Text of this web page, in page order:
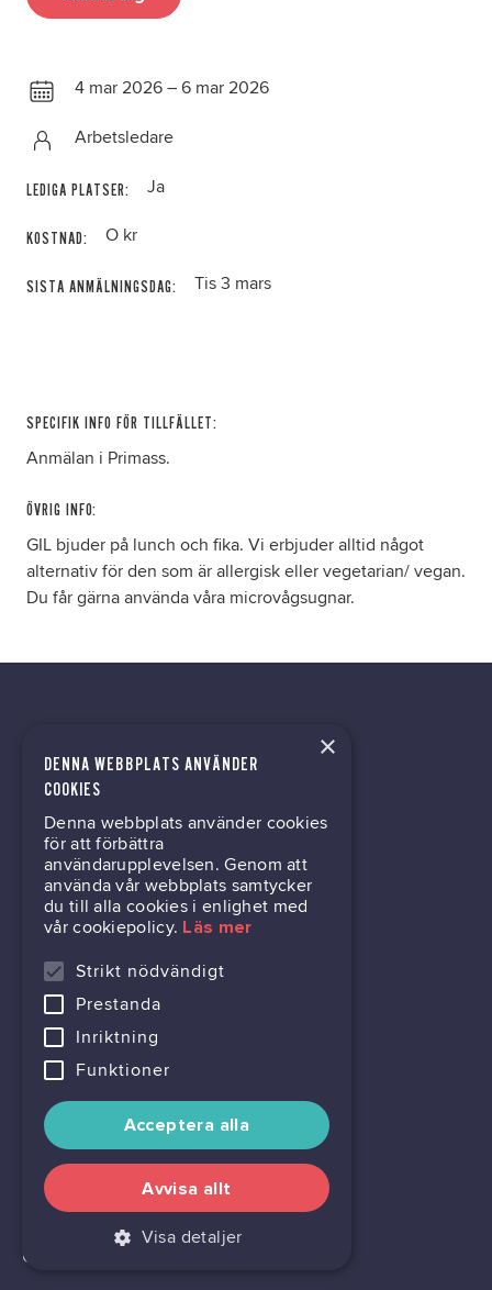
4 mar 2026 – 6 mar 2026
Arbetsledare
LEDIGA PLATSER: Ja
KOSTNAD: O kr
SISTA ANMÄLNINGSDAG: Tis 3 mars
SPECIFIK INFO FÖR TILLFÄLLET:
Anmälan i Primass.
ÖVRIG INFO:
GIL bjuder på lunch och fika. Vi erbjuder alltid något
alternativ för den som är allergisk eller vegetarian/ vegan.
Du får gärna använda våra microvågsugnar.
tech@hoy.se
031-63 64 80
Mölndalsvägen 30B
Box 24061
400 22 Göteborg
716444-6762
Cookie settings
×
DENNA WEBBPLATS ANVÄNDER
COOKIES
Denna webbplats använder cookies
för att förbättra
användarupplevelsen. Genom att
använda vår webbplats samtycker
du till alla cookies i enlighet med
vår cookiepolicy. Läs mer
Strikt nödvändigt
Prestanda
Inriktning
Funktioner
Acceptera alla
Avvisa allt
Visa detaljer